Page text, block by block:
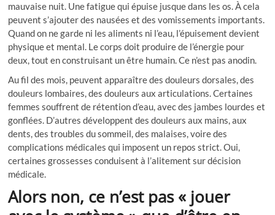
mauvaise nuit. Une fatigue qui épuise jusque dans les os. À cela
peuvent s’ajouter des nausées et des vomissements importants.
Quand on ne garde ni les aliments ni l’eau, l’épuisement devient
physique et mental. Le corps doit produire de l’énergie pour
deux, tout en construisant un être humain. Ce n’est pas anodin.
Au fil des mois, peuvent apparaître des douleurs dorsales, des
douleurs lombaires, des douleurs aux articulations. Certaines
femmes souffrent de rétention d’eau, avec des jambes lourdes et
gonflées. D’autres développent des douleurs aux mains, aux
dents, des troubles du sommeil, des malaises, voire des
complications médicales qui imposent un repos strict. Oui,
certaines grossesses conduisent à l’alitement sur décision
médicale.
Alors non, ce n’est pas « jouer